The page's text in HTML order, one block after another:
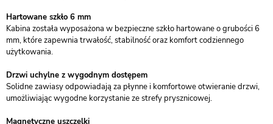
Hartowane szkło 6 mm
Kabina została wyposażona w bezpieczne szkło hartowane o grubości 6
mm, które zapewnia trwałość, stabilność oraz komfort codziennego
użytkowania.
Drzwi uchylne z wygodnym dostępem
Solidne zawiasy odpowiadają za płynne i komfortowe otwieranie drzwi,
umożliwiając wygodne korzystanie ze strefy prysznicowej.
Magnetyczne uszczelki